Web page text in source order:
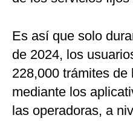
Es así que solo
de 2024, los
228,000 trámites
mediante los
las operadoras, a